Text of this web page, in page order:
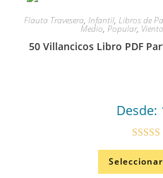
Flauta Travesera, Infantil, Libros de
Medio, Popular,
50 Villancicos Libro PDF
Desde:
5.00